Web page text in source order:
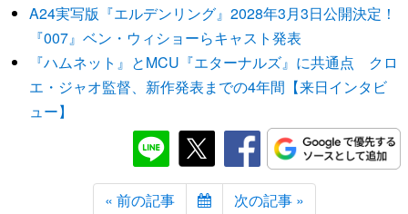
A24実写版『エルデンリング』2028年3月3日公開決定！
『007』ベン・ウィショーらキャスト発表
『ハムネット』とMCU『エターナルズ』に共通点 クロ
エ・ジャオ監督、新作発表までの4年間【来日インタビ
ュー】
« 前の記事 次の記事 »